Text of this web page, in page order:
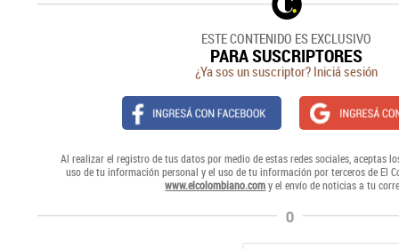
ESTE CONTENIDO ES EXCLUSIVO
PARA SUSCRIPTORES
¿Ya sos un suscriptor? Iniciá sesión
Al realizar el registro de tus datos por medio de estas redes sociales, aceptas
uso de tu información personal y el uso de tu información por terceros de El
www.elcolombiano.comy el envío de noticias a tu
O